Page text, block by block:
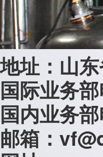
潍坊大
地址：山
国际业务
国内业务
邮箱：